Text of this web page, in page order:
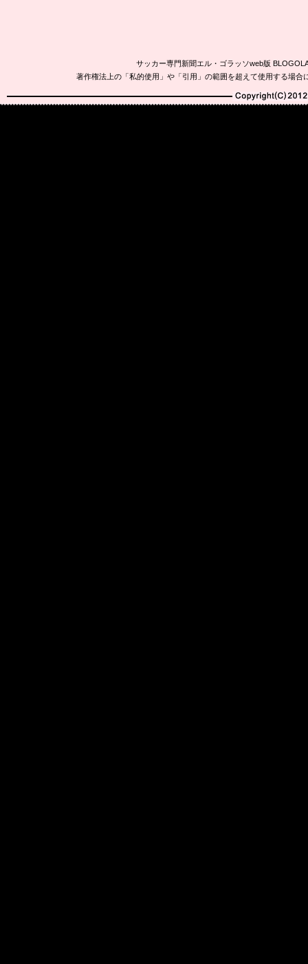
サッカー専門新聞エル・ゴラッソweb版
著作権法上の「私的使用」や「引用」の範囲を超えて使用する場
Copyright(C)2010-